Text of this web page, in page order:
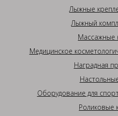
Лыжные
Лыжный
Массажные
Медицинское
Наградная
Оборудование для
Роликовые